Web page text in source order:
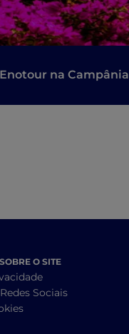
Enotour na Campânia
O SITE
Sociais